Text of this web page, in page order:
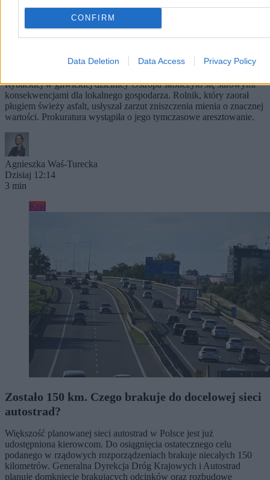
CONFIRM
Data Deletion Data Access Privacy Policy
Rolnik zaorał nową drogę. Usłyszał zarzut, grozi
Rybackiej w gliwickiej dzielnicy Ostropa skończyło się surowymi
konsekwencjami dla lokalnego gospodarza. Rolnik, który zaorał
pługiem świeży asfalt, usłyszał zarzut zniszczenia mienia o znacznej
wartości. Prokuratura wystąpiła o jego tymczasowe aresztowanie.
Agnieszka Waś-Turecka
Dzisiaj 12:14
3 min
Kraj
Zostało 150 km. Czego brakuje do docelowej sieci
autostrad?
Większość planowanej sieci autostrad w Polsce jest już
udostępniona kierowcom. Do osiągnięcia ostatecznego celu
podanego w rządowych rozporządzeniach brakuje niecałych 150
kilometrów. Generalna Dyrekcja Dróg Krajowych i Autostrad
planuje domknięcie brakujących odcinków oraz rozbudowę